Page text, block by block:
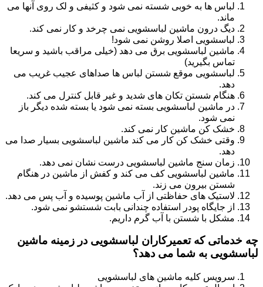
لباس ها به خوبی شسته نمی شود و کثیفی و لک روی آنها می
ماند.
دیگ درون ماشین لباسشویی نمی چرخد و کار نمی کند.
لباسشویی اصلا روشن نمی شود!
ماشین لباسشویی برق می دهد (خیلی مراقب باشید و سریعا
تماس بگیرید)
لباسشویی موقع شستن لباس ها صداهای عجیب غریب می
دهد.
هنگام شستن تکان های شدید و غیر قابل کنترل می کند.
در ماشین لباسشویی بسته نمی شود یا بسته شده دیگر باز
نمی شود.
خشک کن ماشین کار نمی کند.
وقتی خشک کن کار می کند ماشین لباسشویی بسیار صدا می
دهد.
زمان سنج ماشین لباسشویی درست نشان نمی دهد.
ماشین لباسشویی کف می کند و کفش از ماشین در هنگام
شستن بیرون می زند.
لاستیک های حفاظتی از آب ماشین پوسیده و آب پس می دهد.
از جایگاه پودر استفاده چندانی بابت شستشو نمی شود.
مشکل با شستن با آب گرم داریم.
چه خدماتی که تعمیرکاران لباسشویی در زمینه ماشین
لباسشویی به شما می دهد؟
سرویس کلیه ماشین های لباسشویی